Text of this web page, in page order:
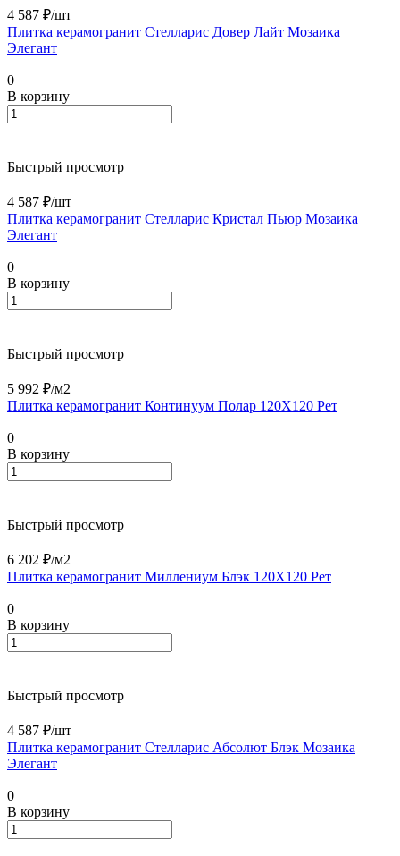
4 587 ₽/шт
Плитка керамогранит Стелларис Довер Лайт Мозаика
Элегант
0
В корзину
Быстрый просмотр
4 587 ₽/шт
Плитка керамогранит Стелларис Кристал Пьюр Мозаика
Элегант
0
В корзину
Быстрый просмотр
5 992 ₽/м2
Плитка керамогранит Континуум Полар 120X120 Рет
0
В корзину
Быстрый просмотр
6 202 ₽/м2
Плитка керамогранит Миллениум Блэк 120X120 Рет
0
В корзину
Быстрый просмотр
4 587 ₽/шт
Плитка керамогранит Стелларис Абсолют Блэк Мозаика
Элегант
0
В корзину